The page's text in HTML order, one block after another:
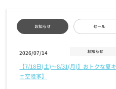
お知らせ セール
2026/07/14 お知らせ
【7/18日(土)〜8/31(月)】おトクな夏
ェ空陸家】